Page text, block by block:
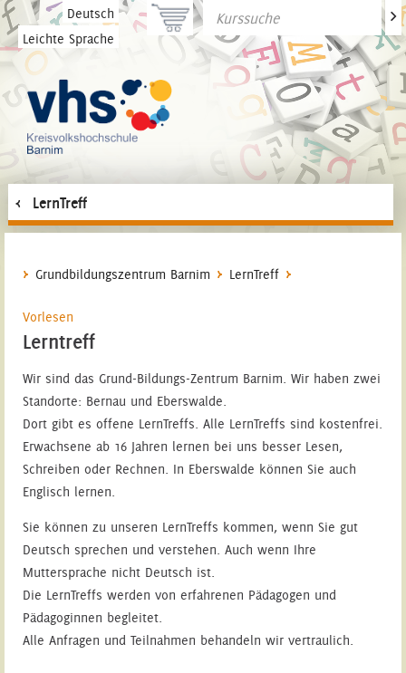
Deutsch
Leichte Sprache
>
LernTreff
Grundbildungszentrum Barnim LernTreff
Vorlesen
Lerntreff
Wir sind das Grund-Bildungs-Zentrum Barnim. Wir haben zwei
Standorte: Bernau und Eberswalde.
Dort gibt es offene LernTreffs. Alle LernTreffs sind kostenfrei.
Erwachsene ab 16 Jahren lernen bei uns besser Lesen,
Schreiben oder Rechnen. In Eberswalde können Sie auch
Englisch lernen.
Sie können zu unseren LernTreffs kommen, wenn Sie gut
Deutsch sprechen und verstehen. Auch wenn Ihre
Muttersprache nicht Deutsch ist.
Die LernTreffs werden von erfahrenen Pädagogen und
Pädagoginnen begleitet.
Alle Anfragen und Teilnahmen behandeln wir vertraulich.